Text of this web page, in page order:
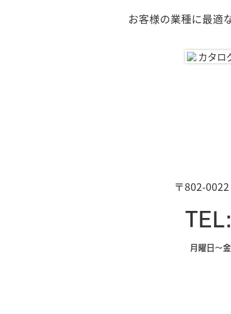
お客様の業種に最適
〒802-
TEL:
月曜日～